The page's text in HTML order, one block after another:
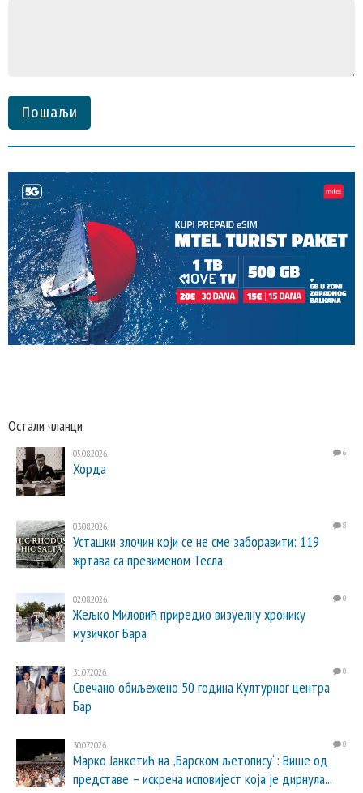
Пошаљи
Остали чланци
05.08.2026. 6
Хорда
03.08.2026. 8
Усташки злочин који се не сме заборавити: 119
жртава са презименом Тесла
02.08.2026. 0
Жељко Миловић приредио визуелну хронику
музичког Бара
31.07.2026. 0
Свечано обиљежено 50 година Културног центра
Бар
30.07.2026. 0
Марко Јанкетић на „Барском љетопису“: Више од
представе – искрена исповијест која је дирнула...